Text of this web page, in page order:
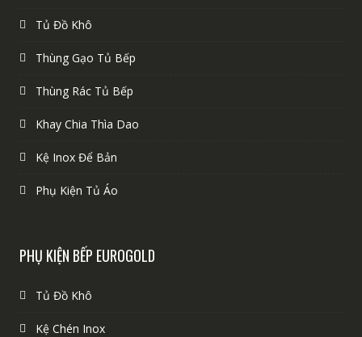
Tủ Đồ Khô
Thùng Gạo Tủ Bếp
Thùng Rác Tủ Bếp
Khay Chia Thìa Dao
Kệ Inox Để Bản
Phụ Kiện Tủ Áo
PHỤ KIỆN BẾP EUROGOLD
Tủ Đồ Khô
Kệ Chén Inox